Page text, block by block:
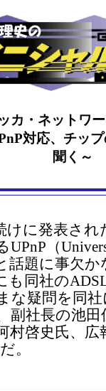
カ・ネットワ
対応、チッ
聞く～
に発表され
（
話題に事欠
も同社の
な疑問を同
副社長の池
村啓史氏、
。